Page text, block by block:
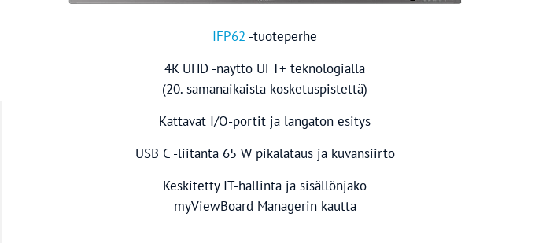
IFP62 -tuoteperhe
4K UHD -näyttö UFT+ teknologialla
(20. samanaikaista kosketuspistettä)
Kattavat I/O-portit ja langaton esitys
USB C -liitäntä 65 W pikalataus ja kuvansiirto
Keskitetty IT-hallinta ja sisällönjako
myViewBoard Managerin kautta